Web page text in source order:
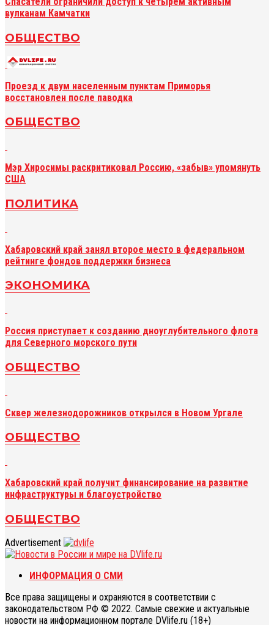
вулканам Камчатки
ОБЩЕСТВО
Проезд к двум населенным пунктам Приморья
восстановлен после паводка
ОБЩЕСТВО
Мэр Хиросимы раскритиковал Россию, «забыв» упомянуть
США
ПОЛИТИКА
Хабаровский край занял второе место в федеральном
рейтинге фондов поддержки бизнеса
ЭКОНОМИКА
Россия приступает к созданию дноуглубительного флота
для Северного морского пути
ОБЩЕСТВО
Сквер железнодорожников открылся в Новом Ургале
ОБЩЕСТВО
Хабаровский край получит финансирование на развитие
инфраструктуры и благоустройство
ОБЩЕСТВО
Advertisement
ИНФОРМАЦИЯ О СМИ
Все права защищены и охраняются в соответствии с
законодательством РФ © 2022. Самые свежие и актуальные
новости на информационном портале DVlife.ru (18+)